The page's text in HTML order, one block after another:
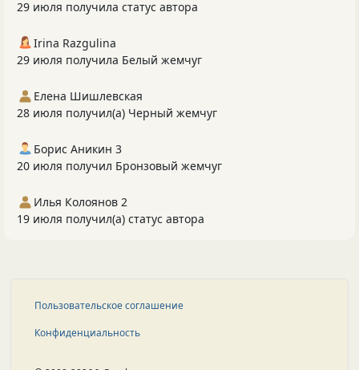
29 июля получила статус автора
Irina Razgulina
29 июля получила Белый жемчуг
Елена Шишлевская
28 июля получил(а) Черный жемчуг
Борис Аникин 3
20 июля получил Бронзовый жемчуг
Илья Колоянов 2
19 июля получил(а) статус автора
Пользовательское соглашение
Конфиденциальность